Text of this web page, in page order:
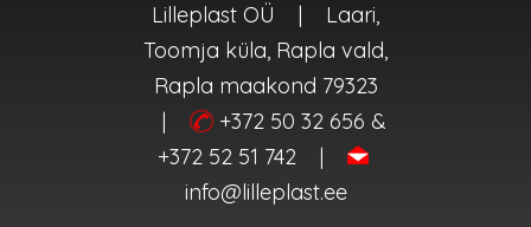
Lilleplast OÜ |
Laari,
Toomja küla, Rapla vald,
Rapla maakond 79323
|
+372 50 32 656 &
+372 52 51 742
|
info@lilleplast.ee